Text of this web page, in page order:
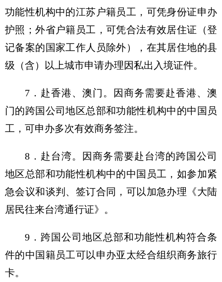
功能性机构中的江苏户籍员工，可凭身份证申办
护照；外省户籍员工，可凭合法有效居住证（登
记备案的国家工作人员除外），在其居住地的县
级（含）以上城市申请办理因私出入境证件。
7．赴香港、澳门。因商务需要赴香港、澳
门的跨国公司地区总部和功能性机构中的中国员
工，可申办多次有效商务签注。
8．赴台湾。因商务需要赴台湾的跨国公司
地区总部和功能性机构中的中国员工，如参加紧
急会议和谈判、签订合同，可以加急办理《大陆
居民往来台湾通行证》。
9．跨国公司地区总部和功能性机构符合条
件的中国籍员工可以申办亚太经合组织商务旅行
卡。